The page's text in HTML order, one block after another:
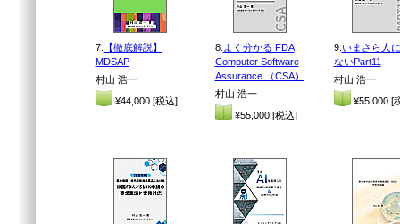
7.
【徹底解説】
MDSAP
村山 浩一
¥44,000 [税込]
8. よく分かる FDA
Computer Software
Assurance （CSA）
村山 浩一
¥55,000 [税込]
9. いまさら人
ないPart11
村山 浩一
¥55,000 [